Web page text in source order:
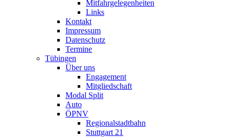
Mitfahrgelegenheiten
Links
Kontakt
Impressum
Datenschutz
Termine
Tübingen
Über uns
Engagement
Mitgliedschaft
Modal Split
Auto
ÖPNV
Regionalstadtbahn
Stuttgart 21